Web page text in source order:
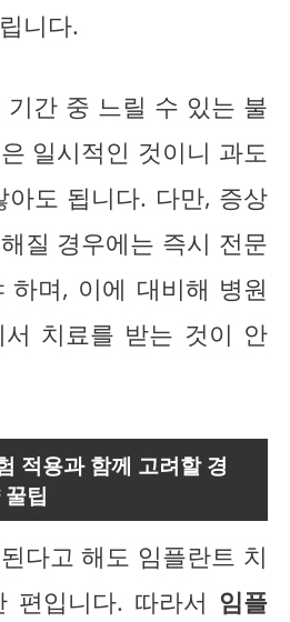
니다.
기간 중 느릴 수 있는 불
일시적인 것이니 과도
도 됩니다. 다만, 증상
질 경우에는 즉시 전문
하며, 이에 대비해 병원
치료를 받는 것이 안
적용과 함께 고려할 경
팁
다고 해도 임플란트 치
편입니다. 따라서 임플